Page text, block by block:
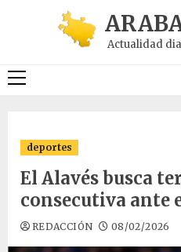
Actualidad
Menú
deportes
El Alavés busca
consecutiva ante
REDACCIÓN 08/02/2026